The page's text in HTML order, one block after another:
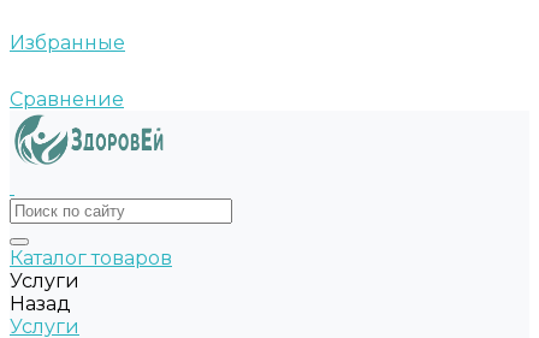
Избранные
Сравнение
Каталог товаров
Услуги
Назад
Услуги